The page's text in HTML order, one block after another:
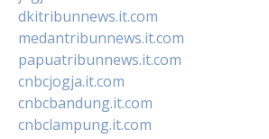
dkitribunnews.it.com
medantribunnews.it.com
papuatribunnews.it.com
cnbcjogja.it.com
cnbcbandung.it.com
cnbclampung.it.com